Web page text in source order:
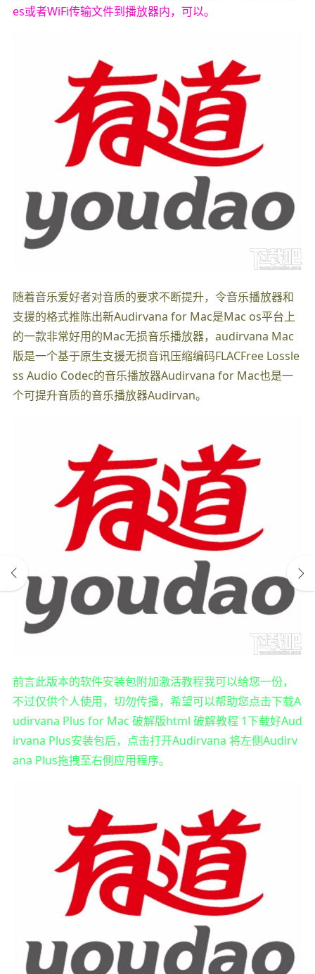
es或者WiFi传输文件到播放器内，可以。
随着音乐爱好者对音质的要求不断提升，令音乐播放器和
支援的格式推陈出新Audirvana for Mac是Mac os平台上
的一款非常好用的Mac无损音乐播放器，audirvana Mac
版是一个基于原生支援无损音讯压缩编码FLACFree Lossle
ss Audio Codec的音乐播放器Audirvana for Mac也是一
个可提升音质的音乐播放器Audirvan。
前言此版本的软件安装包附加激活教程我可以给您一份，
不过仅供个人使用，切勿传播，希望可以帮助您点击下载A
udirvana Plus for Mac 破解版html 破解教程 1下载好Aud
irvana Plus安装包后，点击打开Audirvana 将左侧Audirv
ana Plus拖拽至右侧应用程序。